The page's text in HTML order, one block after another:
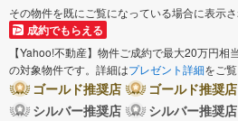
その物件を既にご覧になっている場合に表示さ
成約でもらえる
【Yahoo!不動産】物件ご成約で最大20万円相
の対象物件です。詳細はプレゼント詳細をご覧
ゴールド推奨店
ゴールド推奨
シルバー推奨店
シルバー推奨